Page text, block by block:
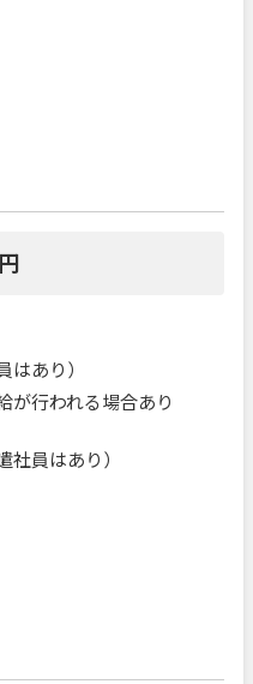
はあり）
が行われる場合あり
員はあり）